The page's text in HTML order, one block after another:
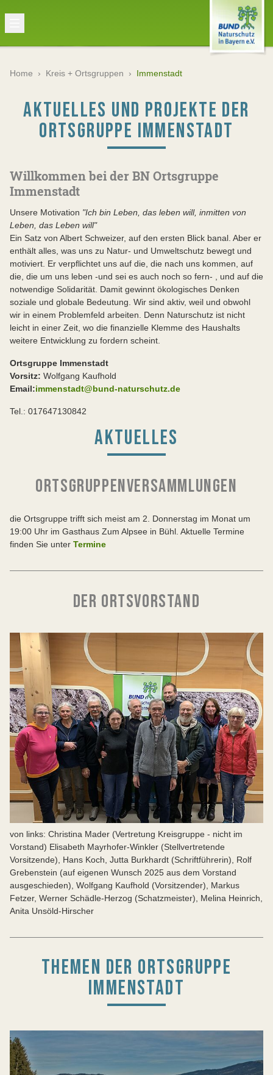
Home › Kreis + Ortsgruppen › Immenstadt
AKTUELLES UND PROJEKTE DER
ORTSGRUPPE IMMENSTADT
Willkommen bei der BN Ortsgruppe
Immenstadt
Unsere Motivation "Ich bin Leben, das leben will, inmitten von
Leben, das Leben will"
Ein Satz von Albert Schweizer, auf den ersten Blick banal. Aber er
enthält alles, was uns zu Natur- und Umweltschutz bewegt und
motiviert. Er verpflichtet uns auf die, die nach uns kommen, auf
die, die um uns leben -und sei es auch noch so fern- , und auf die
notwendige Solidarität. Damit gewinnt ökologisches Denken
soziale und globale Bedeutung. Wir sind aktiv, weil und obwohl
wir in einem Problemfeld arbeiten. Denn Naturschutz ist nicht
leicht in einer Zeit, wo die finanzielle Klemme des Haushalts
weitere Entwicklung zu fordern scheint.
Ortsgruppe Immenstadt
Vorsitz: Wolfgang Kaufhold
Email:immenstadt@bund-naturschutz.de
Tel.: 017647130842
AKTUELLES
ORTSGRUPPENVERSAMMLUNGEN
die Ortsgruppe trifft sich meist am 2. Donnerstag im Monat um
19:00 Uhr im Gasthaus Zum Alpsee in Bühl. Aktuelle Termine
finden Sie unter Termine
DER ORTSVORSTAND
von links: Christina Mader (Vertretung Kreisgruppe - nicht im
Vorstand) Elisabeth Mayrhofer-Winkler (Stellvertretende
Vorsitzende), Hans Koch, Jutta Burkhardt (Schriftführerin), Rolf
Grebenstein (auf eigenen Wunsch 2025 aus dem Vorstand
ausgeschieden), Wolfgang Kaufhold (Vorsitzender), Markus
Fetzer, Werner Schädle-Herzog (Schatzmeister), Melina Heinrich,
Anita Unsöld-Hirscher
THEMEN DER ORTSGRUPPE
IMMENSTADT